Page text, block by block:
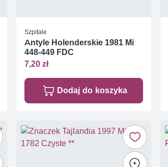
Szpitale
Antyle Holenderskie 1981 Mi
448-449 FDC
7,20 zł
Dodaj do koszyka